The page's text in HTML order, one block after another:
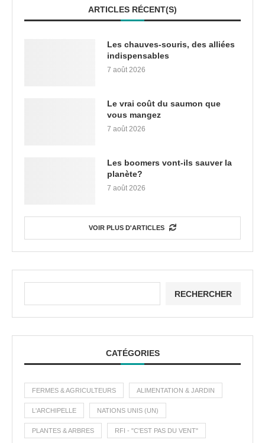
ARTICLES RÉCENT(S)
Les chauves-souris, des alliées
indispensables
7 août 2026
Le vrai coût du saumon que
vous mangez
7 août 2026
Les boomers vont-ils sauver la
planète?
7 août 2026
VOIR PLUS D'ARTICLES
RECHERCHER
CATÉGORIES
FERMES & AGRICULTEURS ALIMENTATION & JARDIN
L'ARCHIPELLE NATIONS UNIS (UN)
PLANTES & ARBRES RFI - "C'EST PAS DU VENT"